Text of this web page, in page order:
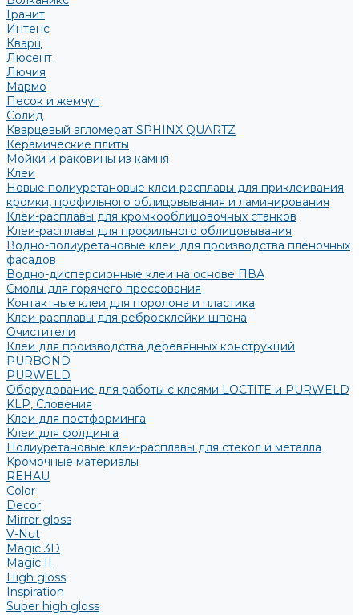
Гранит
Интенс
Кварц
Люсент
Лючия
Мармо
Песок и жемчуг
Солид
Кварцевый агломерат SPHINX QUARTZ
Керамические плиты
Мойки и раковины из камня
Клеи
Новые полиуретановые клеи-расплавы для приклеивания
кромки, профильного облицовывания и ламинирования
Клеи-расплавы для кромкооблицовочных станков
Клеи-расплавы для профильного облицовывания
Водно-полиуретановые клеи для производства плёночных
фасадов
Водно-дисперсионные клеи на основе ПВА
Смолы для горячего прессования
Контактные клеи для поролона и пластика
Клеи-расплавы для ребросклейки шпона
Очистители
Клеи для производства деревянных конструкций
PURBOND
PURWELD
Оборудование для работы с клеями LOCTITE и PURWELD
KLP, Словения
Клеи для постформинга
Клеи для фолдинга
Полиуретановые клеи-расплавы для стёкол и металла
Кромочные материалы
REHAU
Color
Decor
Mirror gloss
V-Nut
Magic 3D
Magic II
High gloss
Inspiration
Super high gloss